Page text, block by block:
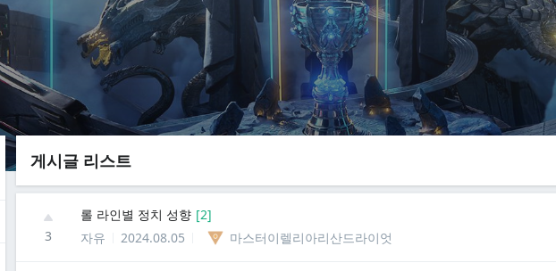
게시글 리스트
3
롤 라인별 정치 성향 [2]
자유
2024.08.05 마스터이렐리아리산드라이엇